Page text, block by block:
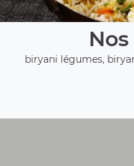
biryani légumes,